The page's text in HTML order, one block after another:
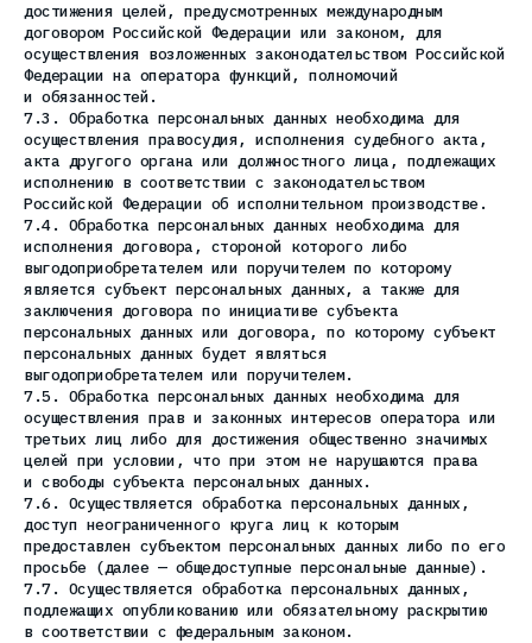
достижения целей, предусмотренных международным
договором Российской Федерации или законом, для
осуществления возложенных законодательством Российской
Федерации на оператора функций, полномочий
и обязанностей.
7.3. Обработка персональных данных необходима для
осуществления правосудия, исполнения судебного акта,
акта другого органа или должностного лица, подлежащих
исполнению в соответствии с законодательством
Российской Федерации об исполнительном производстве.
7.4. Обработка персональных данных необходима для
исполнения договора, стороной которого либо
выгодоприобретателем или поручителем по которому
является субъект персональных данных, а также для
заключения договора по инициативе субъекта
персональных данных или договора, по которому субъект
персональных данных будет являться
выгодоприобретателем или поручителем.
7.5. Обработка персональных данных необходима для
осуществления прав и законных интересов оператора или
третьих лиц либо для достижения общественно значимых
целей при условии, что при этом не нарушаются права
и свободы субъекта персональных данных.
7.6. Осуществляется обработка персональных данных,
доступ неограниченного круга лиц к которым
предоставлен субъектом персональных данных либо по его
просьбе (далее — общедоступные персональные данные).
7.7. Осуществляется обработка персональных данных,
подлежащих опубликованию или обязательному раскрытию
в соответствии с федеральным законом.